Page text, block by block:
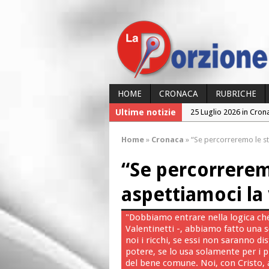
HOME CRONACA RUBRICHE
Ultime notizie
25 Luglio 2026 in
23 Luglio 2026 in
26 Luglio 2026 in
Home » Cronaca » “Se percorreremo le
“Se
aspettiamoci la
"Dobbiamo entrare nella logica
Valentinetti -, abbiamo fatto una
noi i ricchi, se essi non saranno
potere, se lo usa solamente per i
del bene comune. Noi, con